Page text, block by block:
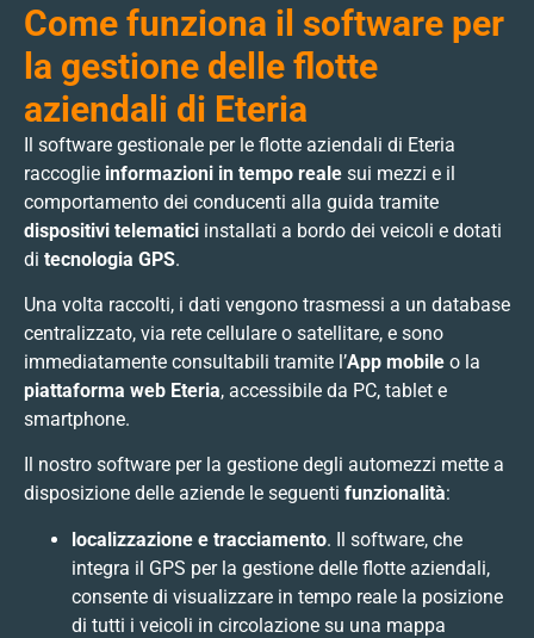
Come funziona il software per
la gestione delle flotte
aziendali di Eteria
Il software gestionale per le flotte aziendali di Eteria
raccoglie informazioni in tempo reale sui mezzi e il
comportamento dei conducenti alla guida tramite
dispositivi telematici installati a bordo dei veicoli e dotati
di tecnologia GPS.
Una volta raccolti, i dati vengono trasmessi a un database
centralizzato, via rete cellulare o satellitare, e sono
immediatamente consultabili tramite l’App mobile o la
piattaforma web Eteria, accessibile da PC, tablet e
smartphone.
Il nostro software per la gestione degli automezzi mette a
disposizione delle aziende le seguenti funzionalità:
localizzazione e tracciamento. Il software, che
integra il GPS per la gestione delle flotte aziendali,
consente di visualizzare in tempo reale la posizione
di tutti i veicoli in circolazione su una mappa